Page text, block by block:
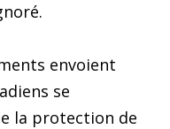
envoient
se
la protection de